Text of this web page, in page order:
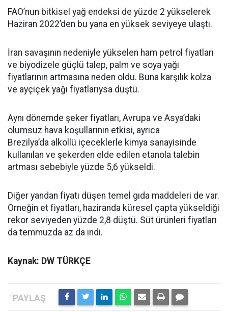
FAO’nun bitkisel yağ endeksi de yüzde 2 yükselerek
Haziran 2022’den bu yana en yüksek seviyeye ulaştı.
İran savaşının nedeniyle yükselen ham petrol fiyatları
ve biyodizele güçlü talep, palm ve soya yağı
fiyatlarının artmasına neden oldu. Buna karşılık kolza
ve ayçiçek yağı fiyatlarıysa düştü.
Aynı dönemde şeker fiyatları, Avrupa ve Asya’daki
olumsuz hava koşullarının etkisi, ayrıca
Brezilya’da alkollü içeceklerle kimya sanayisinde
kullanılan ve şekerden elde edilen etanola talebin
artması sebebiyle yüzde 5,6 yükseldi.
Diğer yandan fiyatı düşen temel gıda maddeleri de var.
Örneğin et fiyatları, haziranda küresel çapta yükseldiği
rekor seviyeden yüzde 2,8 düştü. Süt ürünleri fiyatları
da temmuzda az da indi.
Kaynak: DW TÜRKÇE